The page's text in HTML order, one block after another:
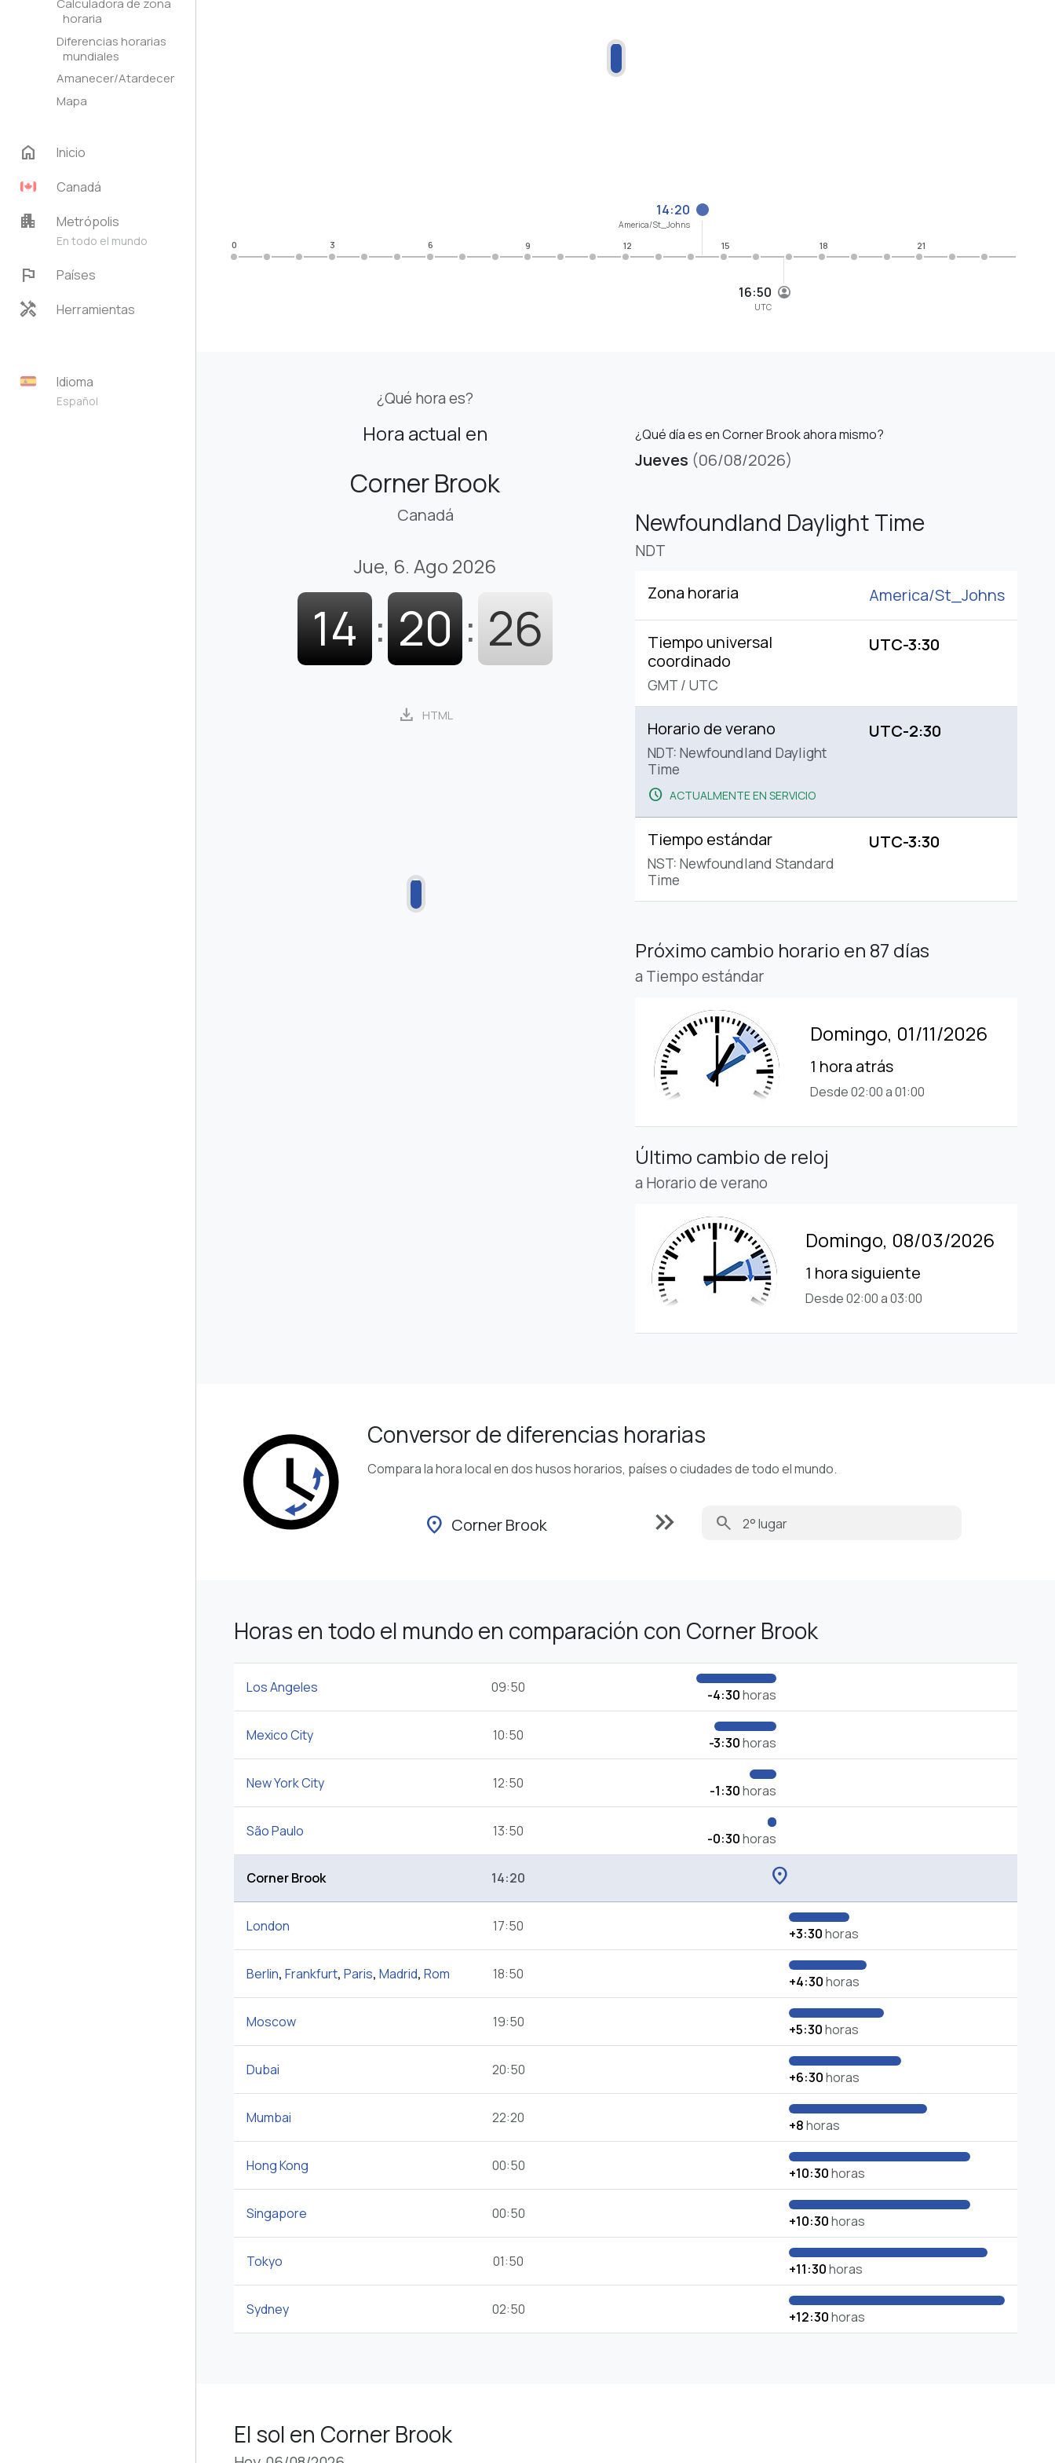
Calculadora de zona
horaria
Diferencias horarias
mundiales
Amanecer/Atardecer
Mapa
home
Inicio
Canadá
apartment Metrópolis
En todo el mundo
flag Países
handyman Herramientas
Idioma
Español
16:50
UTC
14:20
America/St_Johns
0 3 6 9 12 15 18 21
¿Qué hora es?
Hora actual en
Corner Brook
Canadá
Jue, 6. Ago 2026
14 : 20 : 27
download HTML
¿Qué día es en Corner Brook ahora mismo?
Jueves (06/08/2026)
Newfoundland Daylight Time
NDT
Zona horaria America/St_Johns
Tiempo universal
coordinado
GMT / UTC
UTC-3:30
Horario de verano
NDT: Newfoundland Daylight
Time
schedule ACTUALMENTE EN SERVICIO
UTC-2:30
Tiempo estándar
NST: Newfoundland Standard
Time
UTC-3:30
Próximo cambio horario en 87 días
a Tiempo estándar
Domingo, 01/11/2026
1 hora atrás
Desde 02:00 a 01:00
Último cambio de reloj
a Horario de verano
Domingo, 08/03/2026
1 hora siguiente
Desde 02:00 a 03:00
Conversor de diferencias horarias
Compara la hora local en dos husos horarios, países o ciudades de todo el mundo.
location_on Corner Brook keyboard_double_arrow_right search
Horas en todo el mundo en comparación con Corner Brook
Los Angeles 09:50 -4:30horas
Mexico City 10:50 -3:30horas
New York City 12:50 -1:30horas
São Paulo 13:50 -0:30horas
Corner Brook 14:20 location_on
London 17:50 +3:30horas
Berlin, Frankfurt, Paris, Madrid, Rom 18:50 +4:30horas
Moscow 19:50 +5:30horas
Dubai 20:50 +6:30horas
Mumbai 22:20 +8horas
Hong Kong 00:50 +10:30horas
Singapore 00:50 +10:30horas
Tokyo 01:50 +11:30horas
Sydney 02:50 +12:30horas
El sol en Corner Brook